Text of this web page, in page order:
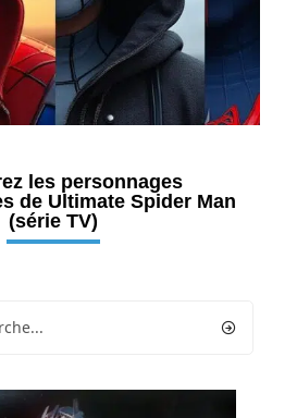
les personnages
de Ultimate Spider Man
(série TV)